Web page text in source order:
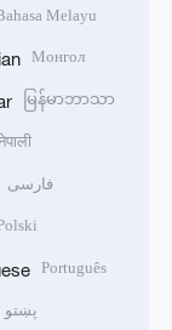
Melayu
Монгол
မြန်မာဘာသာ
فارسی
Português
پښتو